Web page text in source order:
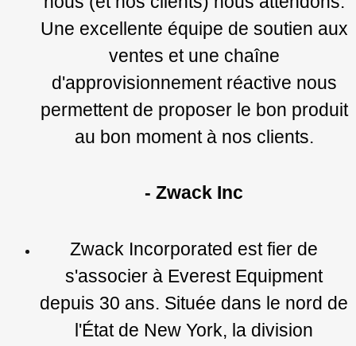
Une excellente équipe de soutien aux
ventes et une chaîne
d'approvisionnement réactive nous
permettent de proposer le bon produit
au bon moment à nos clients.
- Zwack Inc
Zwack Incorporated est fier de
s'associer à Everest Equipment
depuis 30 ans. Située dans le nord de
l'État de New York, la division